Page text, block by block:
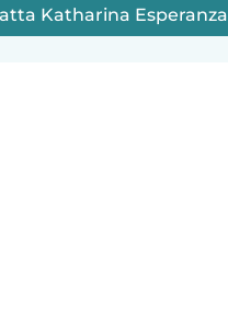
Katharina Esperanza